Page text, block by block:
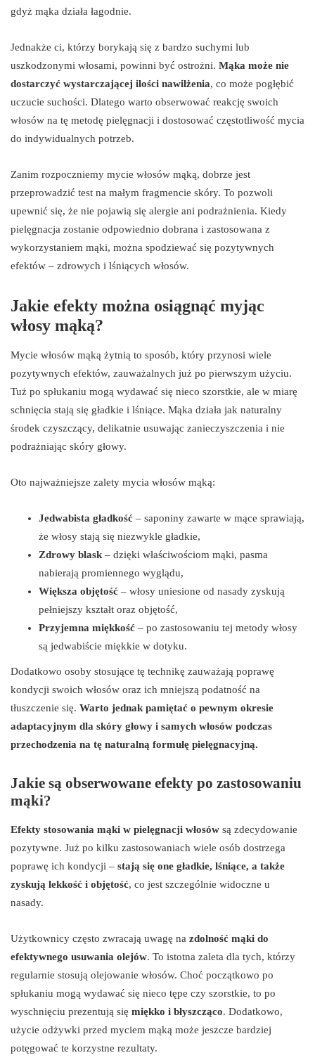
gdyż mąka działa łagodnie.
Jednakże ci, którzy borykają się z bardzo suchymi lub
uszkodzonymi włosami, powinni być ostrożni. Mąka może nie
dostarczyć wystarczającej ilości nawilżenia, co może pogłębić
uczucie suchości. Dlatego warto obserwować reakcję swoich
włosów na tę metodę pielęgnacji i dostosować częstotliwość mycia
do indywidualnych potrzeb.
Zanim rozpoczniemy mycie włosów mąką, dobrze jest
przeprowadzić test na małym fragmencie skóry. To pozwoli
upewnić się, że nie pojawią się alergie ani podrażnienia. Kiedy
pielęgnacja zostanie odpowiednio dobrana i zastosowana z
wykorzystaniem mąki, można spodziewać się pozytywnych
efektów – zdrowych i lśniących włosów.
Jakie efekty można osiągnąć myjąc
włosy mąką?
Mycie włosów mąką żytnią to sposób, który przynosi wiele
pozytywnych efektów, zauważalnych już po pierwszym użyciu.
Tuż po spłukaniu mogą wydawać się nieco szorstkie, ale w miarę
schnięcia stają się gładkie i lśniące. Mąka działa jak naturalny
środek czyszczący, delikatnie usuwając zanieczyszczenia i nie
podrażniając skóry głowy.
Oto najważniejsze zalety mycia włosów mąką:
Jedwabista gładkość – saponiny zawarte w mące sprawiają,
że włosy stają się niezwykle gładkie,
Zdrowy blask – dzięki właściwościom mąki, pasma
nabierają promiennego wyglądu,
Większa objętość – włosy uniesione od nasady zyskują
pełniejszy kształt oraz objętość,
Przyjemna miękkość – po zastosowaniu tej metody włosy
są jedwabiście miękkie w dotyku.
Dodatkowo osoby stosujące tę technikę zauważają poprawę
kondycji swoich włosów oraz ich mniejszą podatność na
tłuszczenie się. Warto jednak pamiętać o pewnym okresie
adaptacyjnym dla skóry głowy i samych włosów podczas
przechodzenia na tę naturalną formułę pielęgnacyjną.
Jakie są obserwowane efekty po zastosowaniu
mąki?
Efekty stosowania mąki w pielęgnacji włosów są zdecydowanie
pozytywne. Już po kilku zastosowaniach wiele osób dostrzega
poprawę ich kondycji – stają się one gładkie, lśniące, a także
zyskują lekkość i objętość, co jest szczególnie widoczne u
nasady.
Użytkownicy często zwracają uwagę na zdolność mąki do
efektywnego usuwania olejów. To istotna zaleta dla tych, którzy
regularnie stosują olejowanie włosów. Choć początkowo po
spłukaniu mogą wydawać się nieco tępe czy szorstkie, to po
wyschnięciu prezentują się miękko i błyszcząco. Dodatkowo,
użycie odżywki przed myciem mąką może jeszcze bardziej
potęgować te korzystne rezultaty.